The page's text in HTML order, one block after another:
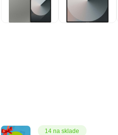
14 na sklade